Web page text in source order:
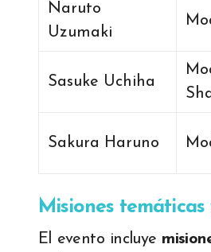
Naruto
Uzumaki
Sasuke Uchiha
Sakura Haruno
Misiones temáticas
El evento incluye